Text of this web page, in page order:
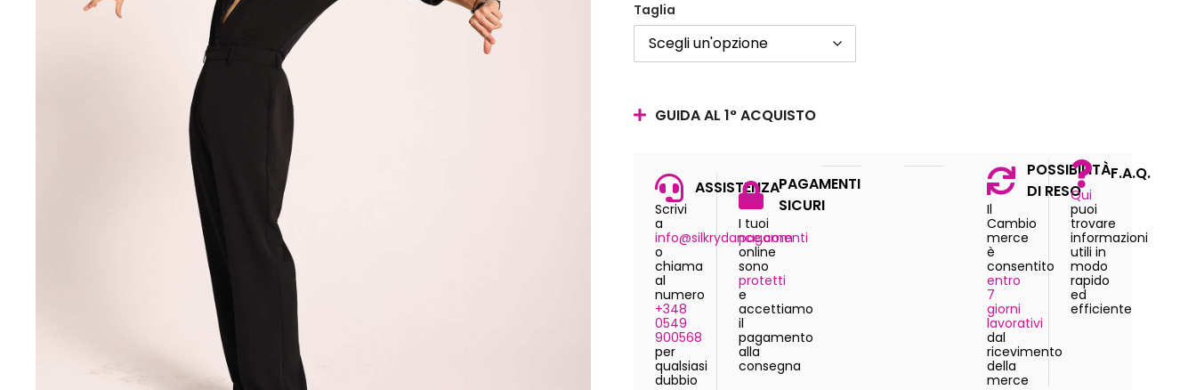
Taglia
GUIDA AL 1° ACQUISTO
ASSISTENZA
Scrivi
a
info@silkrydance.com
o
chiama
al
numero
+348
0549
900568
per
qualsiasi
dubbio
PAGAMENTI
SICURI
I tuoi
pagamenti
online
sono
protetti
e
accettiamo
il
pagamento
alla
consegna
POSSIBILITÀ
DI RESO
Il
Cambio
merce
è
consentito
entro
7
giorni
lavorativi
dal
ricevimento
della
merce
F.A.Q.
Qui
puoi
trovare
informazioni
utili in
modo
rapido
ed
efficiente